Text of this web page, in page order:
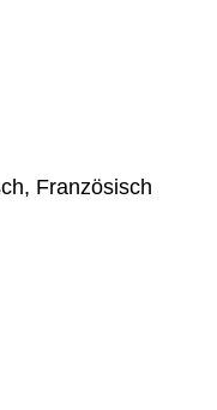
Französisch